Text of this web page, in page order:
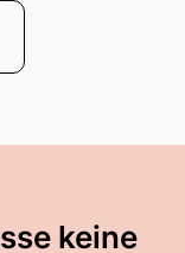
keine